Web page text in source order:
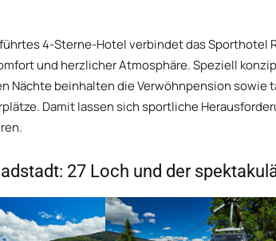
4-Sterne-Hotel verbindet das Sporthotel
und herzlicher Atmosphäre. Speziell
Nächte beinhalten die Verwöhnpension sowie
Damit lassen sich sportliche
27 Loch und der